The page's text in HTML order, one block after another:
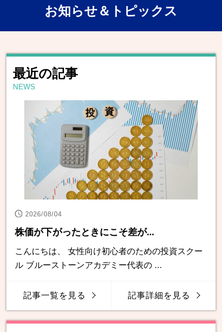
お知らせ＆トピックス
最近の記事
NEWS
2026/08/04
株価が下がったときにこそ差が...
こんにちは、 女性向け初心者のための投資スクー
ル ブルーストーンアカデミー代表の ...
記事一覧を見る 記事詳細を見る